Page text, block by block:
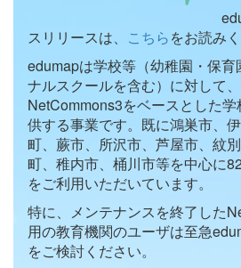
スリリースは、 こちらをお読みく
edumapは学校等（幼稚園・保育
ナルスクールを含む）に対して
NetCommons3をベースとした
供する事業です。既に鴻巣市、
町、蕨市、所沢市、芦屋市、紋
町、稚内市、桶川市等を中心に
をご利用いただいています。
特に、メンテナンスを終了した
用の教育機関のユーザは至急
をご検討ください。